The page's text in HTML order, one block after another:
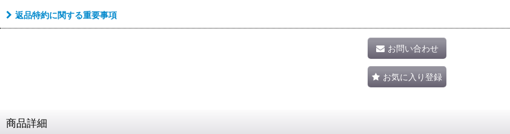
返品特約に関する重要事項
お問い合わせ
お気に入り登録
商品詳細